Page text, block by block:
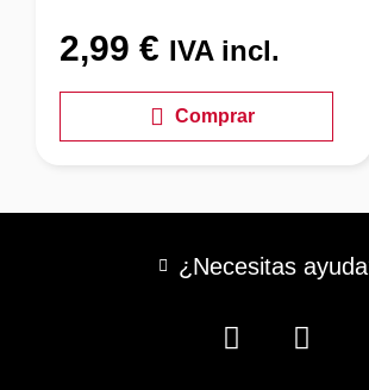
2,99 € IVA incl.
Comprar
¿Necesitas